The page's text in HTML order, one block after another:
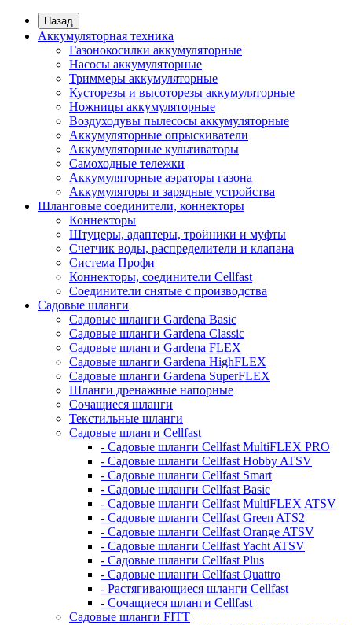
Назад
Аккумуляторная техника
Газонокосилки аккумуляторные
Насосы аккумуляторные
Триммеры аккумуляторные
Кусторезы и высоторезы аккумуляторные
Ножницы аккумуляторные
Воздуходувы пылесосы аккумуляторные
Аккумуляторные опрыскиватели
Аккумуляторные культиваторы
Самоходные тележки
Аккумуляторные аэраторы газона
Аккумуляторы и зарядные устройства
Шланговые соединители, коннекторы
Коннекторы
Штуцеры, адаптеры, тройники и муфты
Счетчик воды, распределители и клапана
Система Профи
Коннекторы, соединители Cellfast
Соединители снятые с производства
Садовые шланги
Садовые шланги Gardena Basic
Садовые шланги Gardena Classic
Садовые шланги Gardena FLEX
Садовые шланги Gardena HighFLEX
Садовые шланги Gardena SuperFLEX
Шланги дренажные напорные
Сочащиеся шланги
Текстильные шланги
Садовые шланги Cellfast
- Садовые шланги Cellfast MultiFLEX PRO
- Садовые шланги Cellfast Hobby ATSV
- Садовые шланги Cellfast Smart
- Садовые шланги Cellfast Basic
- Садовые шланги Cellfast MultiFLEX ATSV
- Садовые шланги Cellfast Green ATS2
- Садовые шланги Cellfast Orange ATSV
- Садовые шланги Cellfast Yacht ATSV
- Садовые шланги Cellfast Plus
- Садовые шланги Cellfast Quattro
- Растягивающиеся шланги Cellfast
- Сочащиеся шланги Cellfast
Садовые шланги FITT